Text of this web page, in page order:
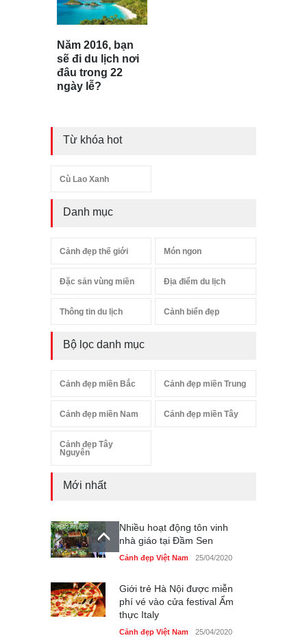
Năm 2016, bạn
sẽ đi du lịch nơi
đâu trong 22
ngày lễ?
Từ khóa hot
Cù Lao Xanh
Danh mục
Cảnh đẹp thế giới Món ngon
Đặc sản vùng miền Địa điểm du lịch
Thông tin du lịch Cảnh biển đẹp
Bộ lọc danh mục
Cảnh đẹp miền Bắc Cảnh đẹp miền Trung
Cảnh đẹp miền Nam Cảnh đẹp miền Tây
Cảnh đẹp Tây
Nguyên
Mới nhất
Nhiều hoạt động tôn vinh
nhà giáo tại Đầm Sen
Cảnh đẹp Việt Nam 25/04/2020
Giới trẻ Hà Nội được miễn
phí vé vào cửa festival Ẩm
thực Italy
Cảnh đẹp Việt Nam 25/04/2020